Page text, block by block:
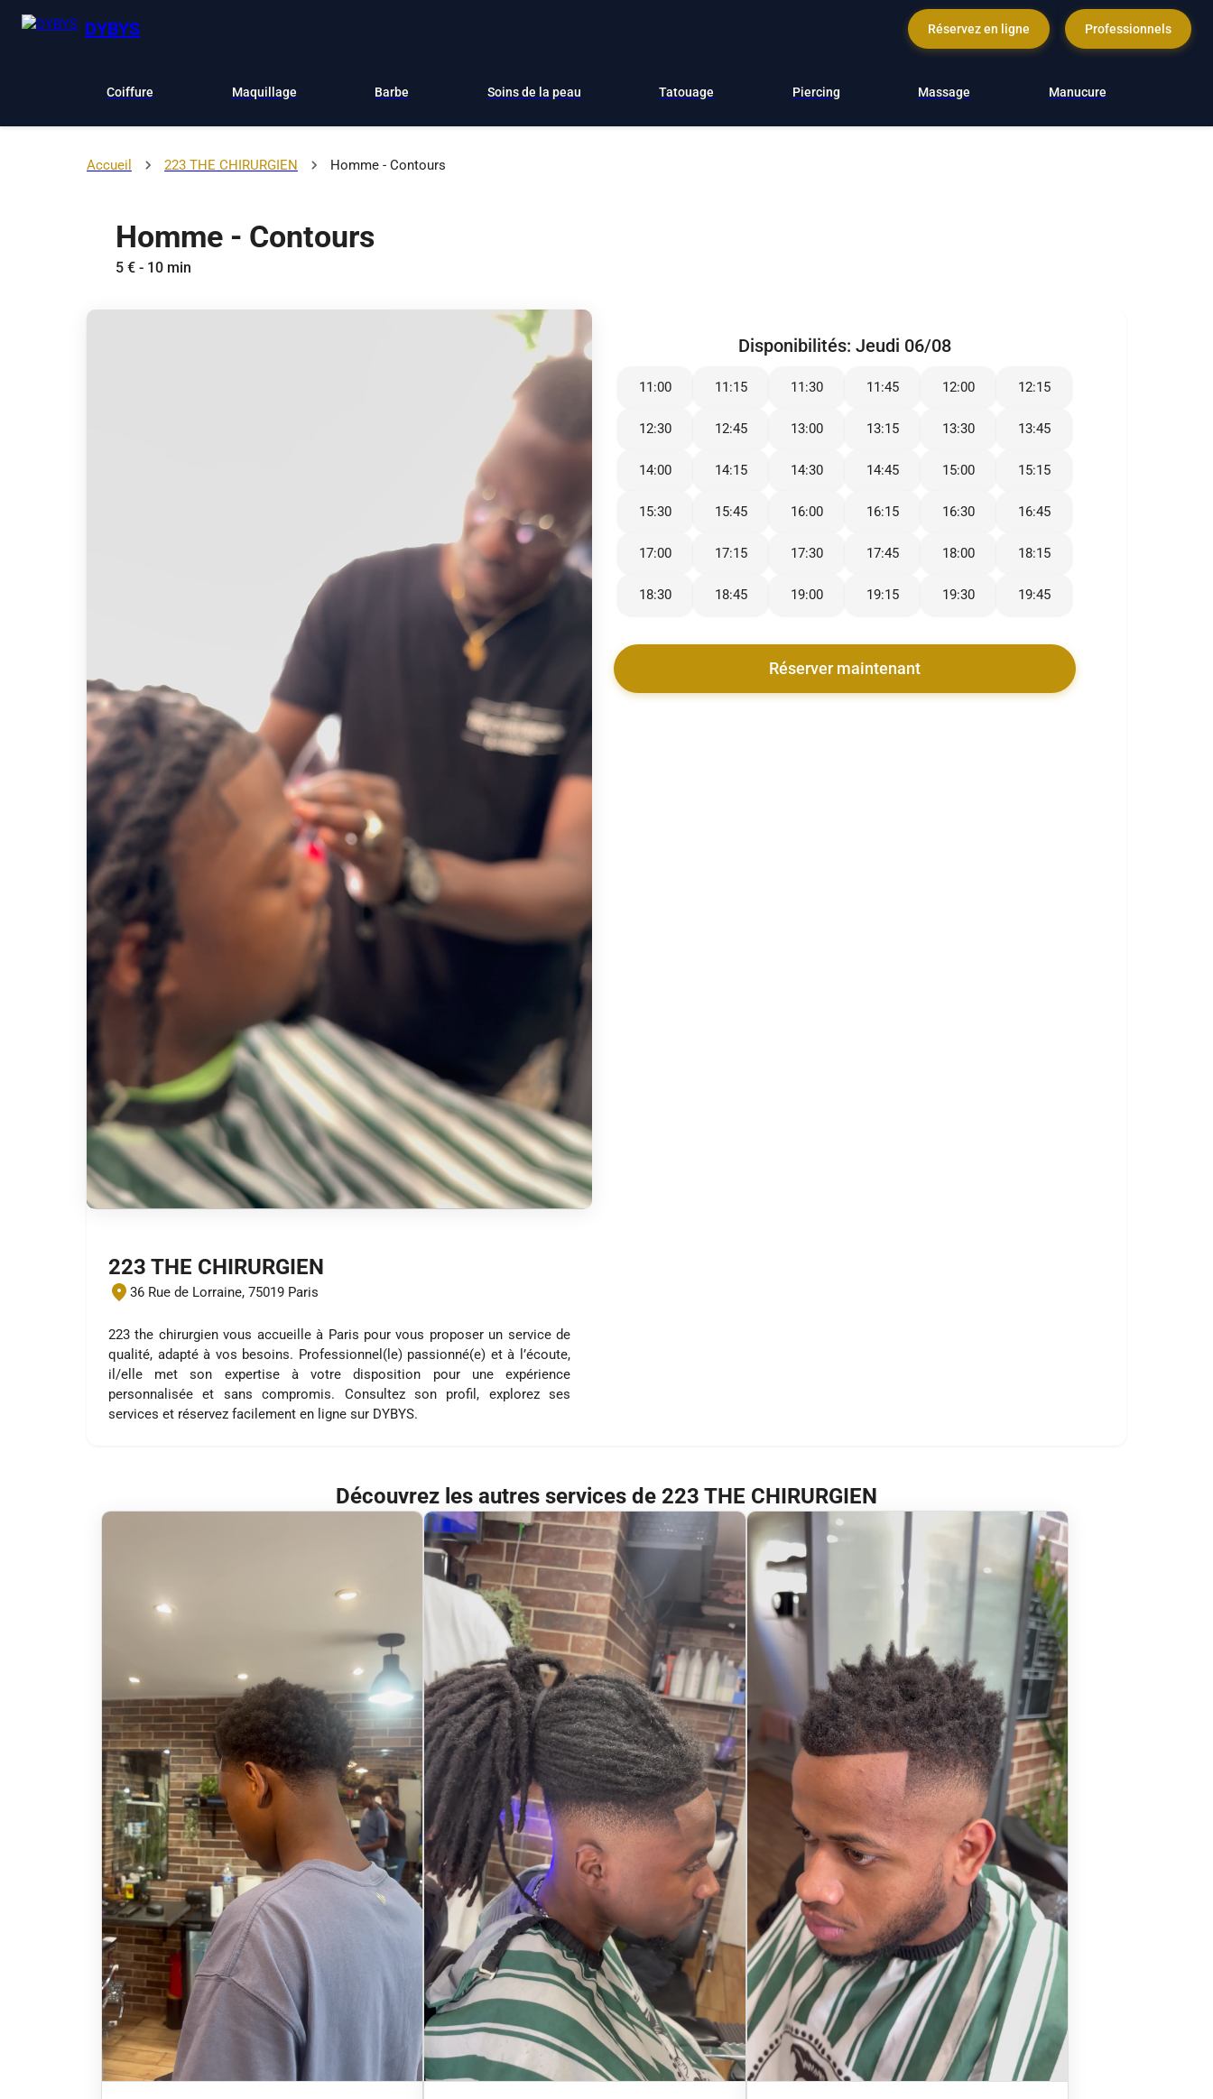
DYBYS Réservez en ligne Professionnels
Coiffure Maquillage Barbe Soins de la peau Tatouage Piercing Massage Manucure
Accueil 223 THE CHIRURGIEN Homme - Contours
Homme - Contours
5 € - 10 min
223 THE CHIRURGIEN
36 Rue de Lorraine, 75019 Paris
223 the chirurgien vous accueille à Paris pour vous proposer un service de
qualité, adapté à vos besoins. Professionnel(le) passionné(e) et à l’écoute,
il/elle met son expertise à votre disposition pour une expérience
personnalisée et sans compromis. Consultez son profil, explorez ses
services et réservez facilement en ligne sur DYBYS.
Disponibilités: Jeudi 06/08
11:00 11:15 11:30 11:45 12:00 12:15
12:30 12:45 13:00 13:15 13:30 13:45
14:00 14:15 14:30 14:45 15:00 15:15
15:30 15:45 16:00 16:15 16:30 16:45
17:00 17:15 17:30 17:45 18:00 18:15
18:30 18:45 19:00 19:15 19:30 19:45
Réserver maintenant
Découvrez les autres services de 223 THE CHIRURGIEN